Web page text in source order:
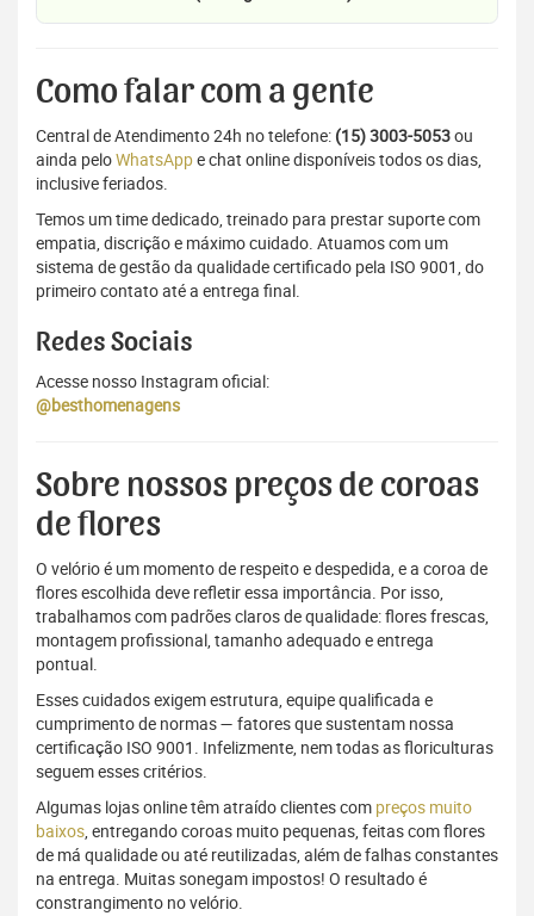
Como falar com a gente
Central de Atendimento 24h no telefone: (15) 3003-5053ou
ainda peloWhatsAppe chat online disponíveis todos os dias,
inclusive feriados.
Temos um time dedicado, treinado para prestar suporte com
empatia, discrição e máximo cuidado. Atuamos com um
sistema de gestão da qualidade certificado pela ISO 9001, do
primeiro contato até a entrega final.
Redes Sociais
Acesse nosso Instagram oficial:
@besthomenagens
Sobre nossos preços de coroas
de flores
O velório é um momento de respeito e despedida, e a coroa de
flores escolhida deve refletir essa importância. Por isso,
trabalhamos com padrões claros de qualidade: flores frescas,
montagem profissional, tamanho adequado e entrega
pontual.
Esses cuidados exigem estrutura, equipe qualificada e
cumprimento de normas — fatores que sustentam nossa
certificação ISO 9001. Infelizmente, nem todas as floriculturas
seguem esses critérios.
Algumas lojas online têm atraído clientes com preços muito
baixos, entregando coroas muito pequenas, feitas com flores
de má qualidade ou até reutilizadas, além de falhas constantes
na entrega. Muitas sonegam impostos! O resultado é
constrangimento no velório.